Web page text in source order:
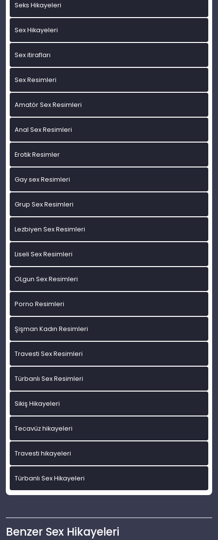
Seks Hikayeleri
Sex Hikayeleri
Sex itirafları
Sex Resimleri
Amatör Sex Resimleri
Anal Sex Resimleri
Erotik Resimler
Gay sex Resimleri
Grup Sex Resimleri
Lezbiyen Sex Resimleri
Liseli Sex Resimleri
OLgun Sex Resimleri
Porno Resimleri
Şişman Kadın Resimleri
Travesti Sex Resimleri
Türbanlı Sex Resimleri
Sikiş Hikayeleri
Tecavüz hikayeleri
Travesti hikayeleri
Türbanlı Sex Hikayeleri
Benzer Sex Hikayeleri